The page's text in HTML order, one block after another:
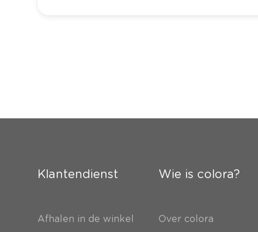
Klantendienst
Afhalen in de winkel
Wie is colora?
Over colora